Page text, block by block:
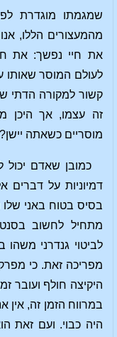
שמגמתו מוגדרת
מהמעצורים הללו,
את חיי נפשך: את
לעולם המוסר שאותו
קשור למקורה הדתי
זה עצמו, אך היכן
מוסריים כשאתה יישן?
כמובן שאדם יכול
דמיוניות על
בסיס בטוח באני שלו
מתחיל לחשוב
לביטוי גנדרני משהו
מפריכה זאת. כי
היקיצה חולף ועובר
במרווח הזמן זה,
היה כבוי. ועם זאת